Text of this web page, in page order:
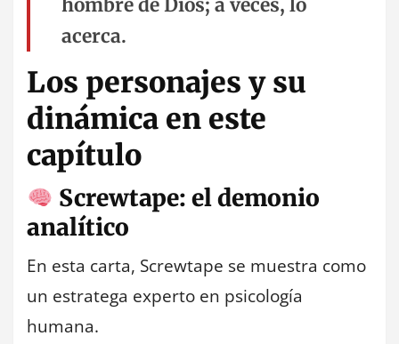
hombre de Dios; a veces, lo
acerca.
Los personajes y su
dinámica en este
capítulo
Screwtape: el demonio
analítico
En esta carta, Screwtape se muestra como
un estratega experto en psicología
humana.